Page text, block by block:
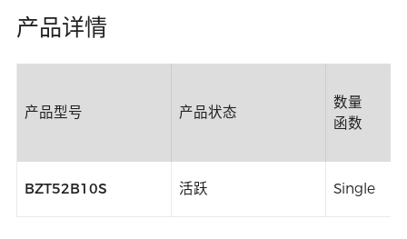
产品详情
产品型号 产品状态
数量
函数
BZT52B10S 活跃 Single